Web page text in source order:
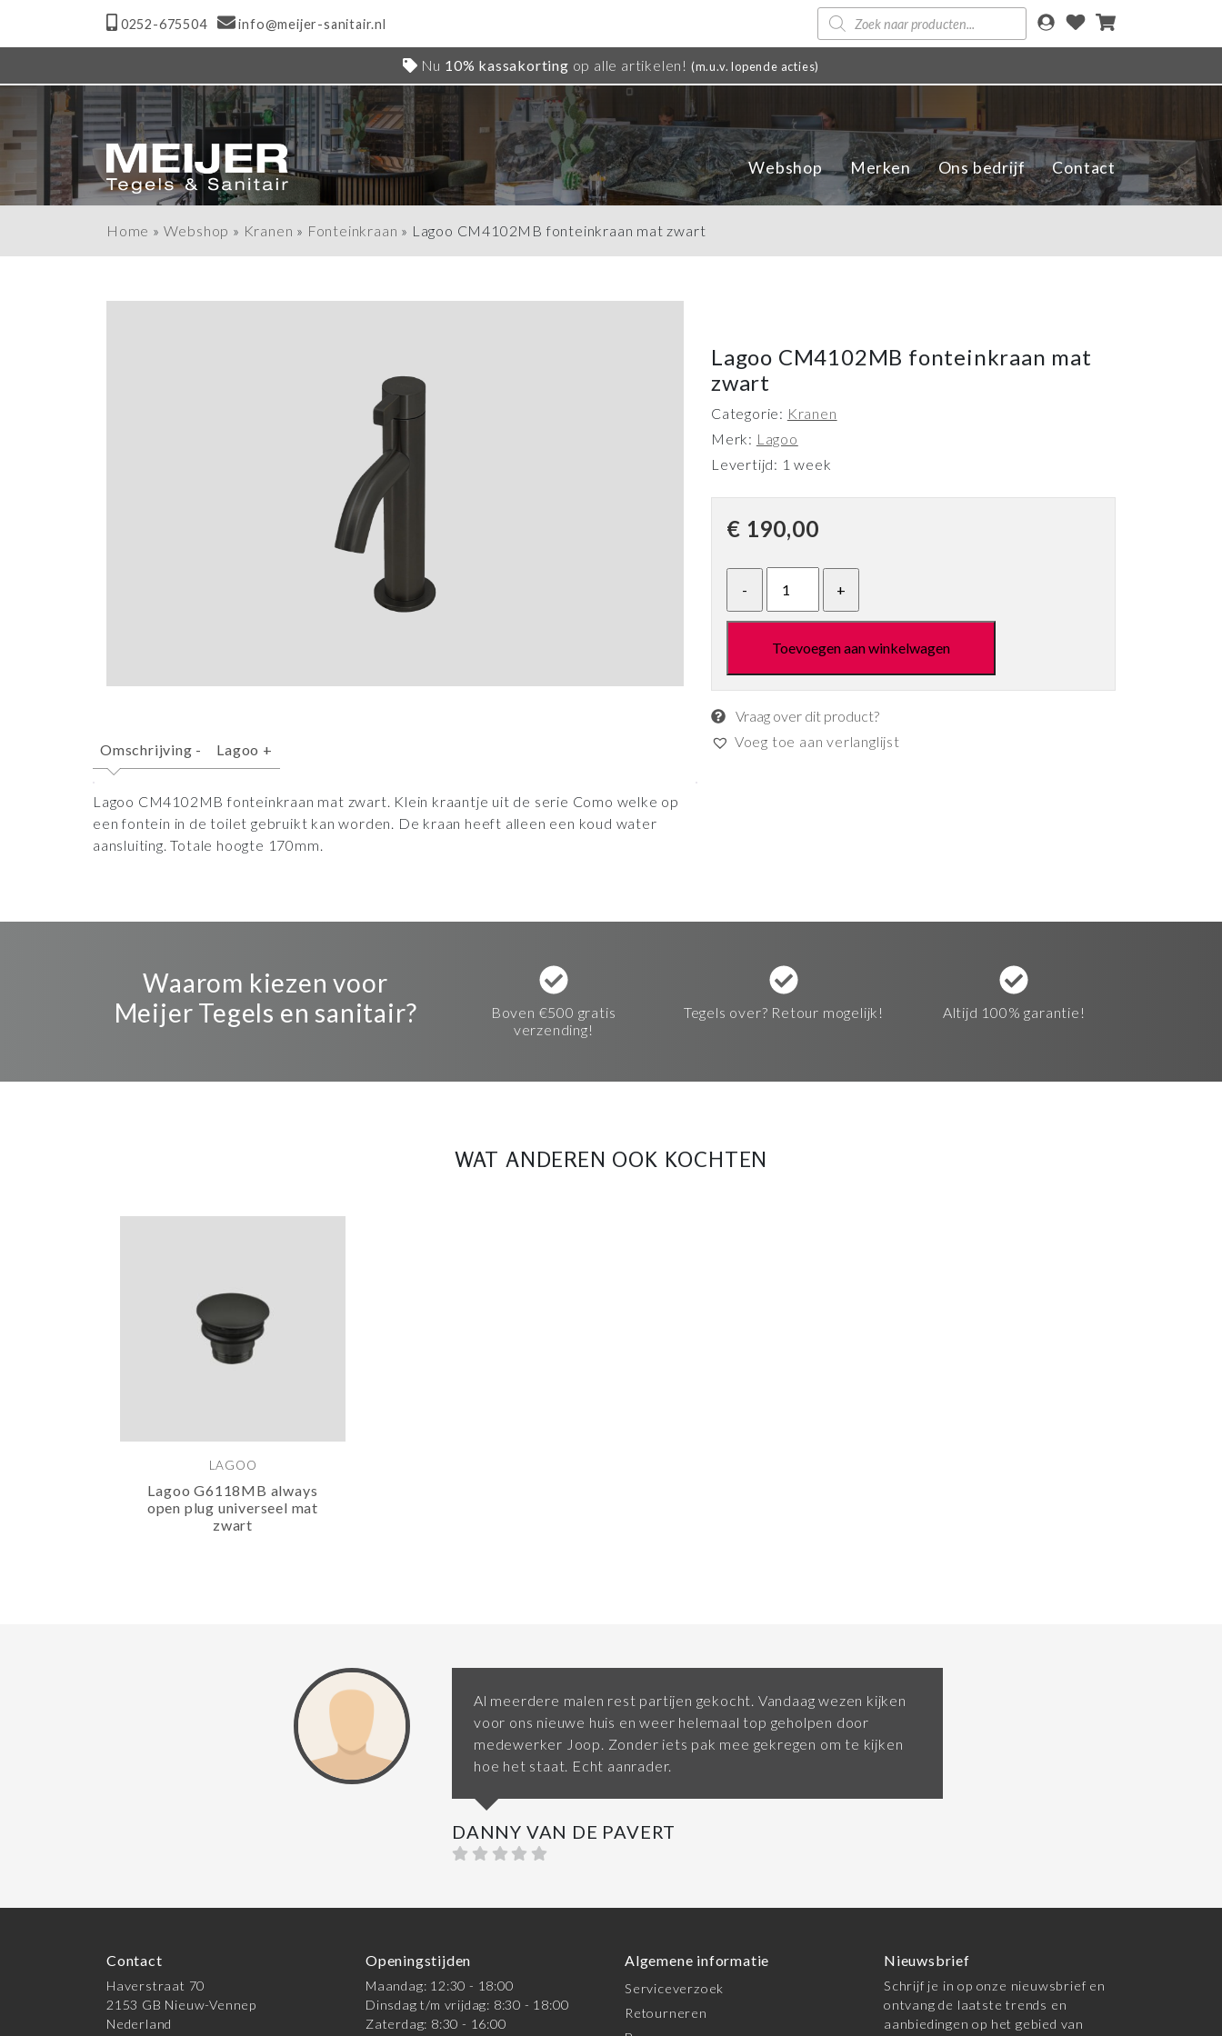
0252-675504 info@meijer-sanitair.nl
Producten
zoeken
Nu 10% kassakorting op alle artikelen! (m.u.v. lopende acties)
Webshop Merken Ons bedrijf Contact
Home » Webshop » Kranen » Fonteinkraan » Lagoo CM4102MB fonteinkraan mat zwart
Omschrijving - Lagoo +
Lagoo CM4102MB fonteinkraan mat zwart. Klein kraantje uit de serie Como welke op
een fontein in de toilet gebruikt kan worden. De kraan heeft alleen een koud water
aansluiting. Totale hoogte 170mm.
Lagoo CM4102MB fonteinkraan mat
zwart
Categorie: Kranen
Merk: Lagoo
Levertijd: 1 week
€ 190,00
Toevoegen aan winkelwagen
Vraag over dit product?
Voeg toe aan verlanglijst
Waarom kiezen voor
Meijer Tegels en sanitair?
Boven €500 gratis
verzending!
Tegels over? Retour mogelijk! Altijd 100% garantie!
WAT ANDEREN OOK KOCHTEN
LAGOO
Lagoo G6118MB always
open plug universeel mat
zwart
Al meerdere malen rest partijen gekocht. Vandaag wezen kijken
voor ons nieuwe huis en weer helemaal top geholpen door
medewerker Joop. Zonder iets pak mee gekregen om te kijken
hoe het staat. Echt aanrader.
DANNY VAN DE PAVERT
Contact
Haverstraat 70
2153 GB Nieuw-Vennep
Nederland
Openingstijden
Maandag: 12:30 - 18:00
Dinsdag t/m vrijdag: 8:30 - 18:00
Zaterdag: 8:30 - 16:00
Algemene informatie
Serviceverzoek
Retourneren
Nieuwsbrief
Schrijf je in op onze nieuwsbrief en
ontvang de laatste trends en
aanbiedingen op het gebied van